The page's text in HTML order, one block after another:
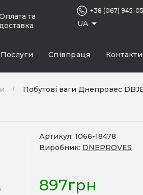
та
UA
+38 (067) 945-
Послуги Співпраця Контакти
Побутові ваги Днепровес
Артикул: 1066-18478
Виробник: DNEPROVES
897грн